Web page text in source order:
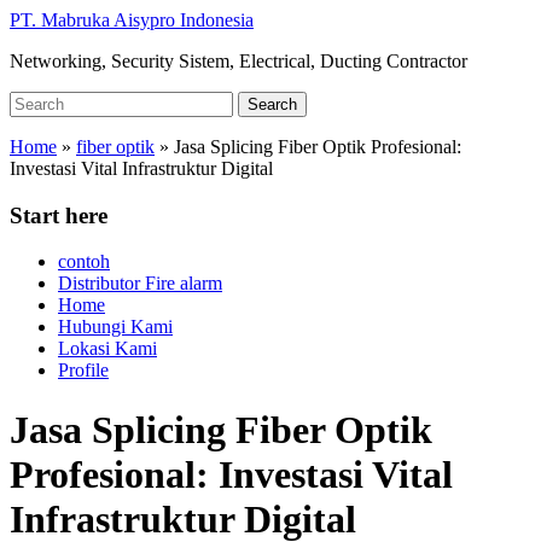
Skip
main
PT. Mabruka Aisypro Indonesia
Networking, Security Sistem, Electrical, Ducting Contractor
Search
for:
Search
Home » fiber optik » Jasa Splicing Fiber Optik Profesional:
Investasi Vital Infrastruktur Digital
Start here
contoh
Distributor Fire alarm
Home
Hubungi Kami
Lokasi Kami
Profile
Jasa Splicing Fiber Optik
Profesional: Investasi Vital
Infrastruktur Digital